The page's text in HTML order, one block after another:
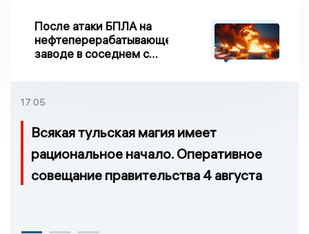
После атаки БПЛА на
нефтеперерабатывающем
заводе в соседнем с
17:05
Всякая тульская магия имеет
рациональное начало. Оперативное
совещание правительства 4 августа